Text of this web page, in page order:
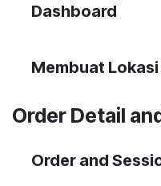
Dashboard
Membuat
Order Detail
Order and